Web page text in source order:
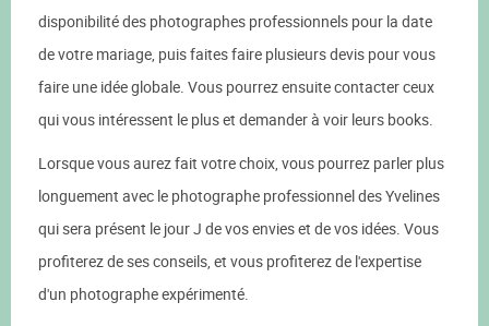
disponibilité des photographes professionnels pour la date
de votre mariage, puis faites faire plusieurs devis pour vous
faire une idée globale. Vous pourrez ensuite contacter ceux
qui vous intéressent le plus et demander à voir leurs books.
Lorsque vous aurez fait votre choix, vous pourrez parler plus
longuement avec le photographe professionnel des Yvelines
qui sera présent le jour J de vos envies et de vos idées. Vous
profiterez de ses conseils, et vous profiterez de l'expertise
d'un photographe expérimenté.